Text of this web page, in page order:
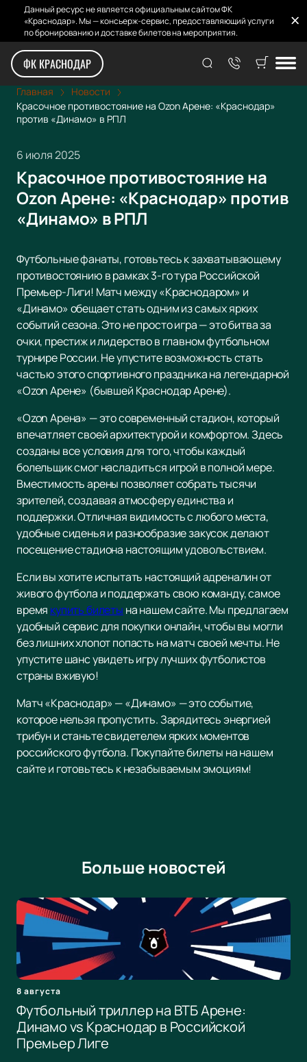
Данный ресурс не является официальным сайтом ФК
«Краснодар». Мы — консьерж-сервис, предоставляющий услуги
по бронированию и доставке билетов на мероприятия.
ФК КРАСНОДАР
Главная
Новости
Красочное противостояние на Ozon Арене: «Краснодар»
против «Динамо» в РПЛ
6 июля 2025
Красочное противостояние на
Ozon Арене: «Краснодар» против
«Динамо» в РПЛ
Футбольные фанаты, готовьтесь к захватывающему
противостоянию в рамках 3-го тура Российской
Премьер-Лиги! Матч между «Краснодаром» и
«Динамо» обещает стать одним из самых ярких
событий сезона. Это не просто игра — это битва за
очки, престиж и лидерство в главном футбольном
турнире России. Не упустите возможность стать
частью этого спортивного праздника на легендарной
«Ozon Арене» (бывшей Краснодар Арене).
«Ozon Арена» — это современный стадион, который
впечатляет своей архитектурой и комфортом. Здесь
созданы все условия для того, чтобы каждый
болельщик смог насладиться игрой в полной мере.
Вместимость арены позволяет собрать тысячи
зрителей, создавая атмосферу единства и
поддержки. Отличная видимость с любого места,
удобные сиденья и разнообразие закусок делают
посещение стадиона настоящим удовольствием.
Если вы хотите испытать настоящий адреналин от
живого футбола и поддержать свою команду, самое
время купить билеты на нашем сайте. Мы предлагаем
удобный сервис для покупки онлайн, чтобы вы могли
без лишних хлопот попасть на матч своей мечты. Не
упустите шанс увидеть игру лучших футболистов
страны вживую!
Матч «Краснодар» — «Динамо» — это событие,
которое нельзя пропустить. Зарядитесь энергией
трибун и станьте свидетелем ярких моментов
российского футбола. Покупайте билеты на нашем
сайте и готовьтесь к незабываемым эмоциям!
Больше новостей
8 августа
Футбольный триллер на ВТБ Арене:
Динамо vs Краснодар в Российской
Премьер Лиге